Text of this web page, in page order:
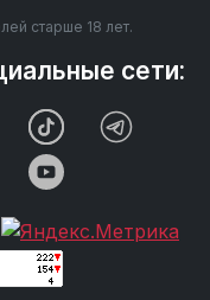
старше 18 лет.
сети: